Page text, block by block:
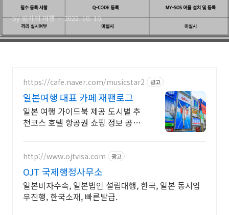
by 랑카위 여행 2022. 10. 10.
https://cafe.naver.com/musicstar2 광고
일본여행 대표 카페 재팬로그
일본 여행 가이드북 제공 도시별 추
천코스 호텔 항공권 쇼핑 정보 공유
http://www.ojtvisa.com 광고
OJT 국제행정사무소
일본비자수속, 일본법인 설립대행, 한국, 일본 동시업
무진행, 한국소재, 빠른발급.